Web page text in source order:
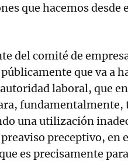
que hacemos desde
del comité de
que va a
laboral, que
fundamentalmente,
una utilización
preceptivo, en
es precisamente